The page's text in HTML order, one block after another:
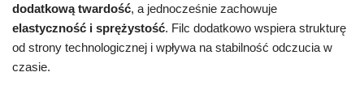
dodatkową twardość, a jednocześnie zachowuje
elastyczność i sprężystość. Filc dodatkowo wspiera strukturę
od strony technologicznej i wpływa na stabilność odczucia w
czasie.